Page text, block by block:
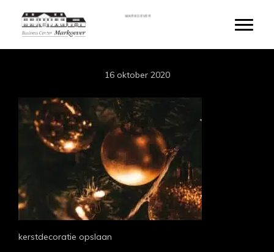
naar
de
MARKOEVER
16 oktober 2020
kerstdecoratie opslaan